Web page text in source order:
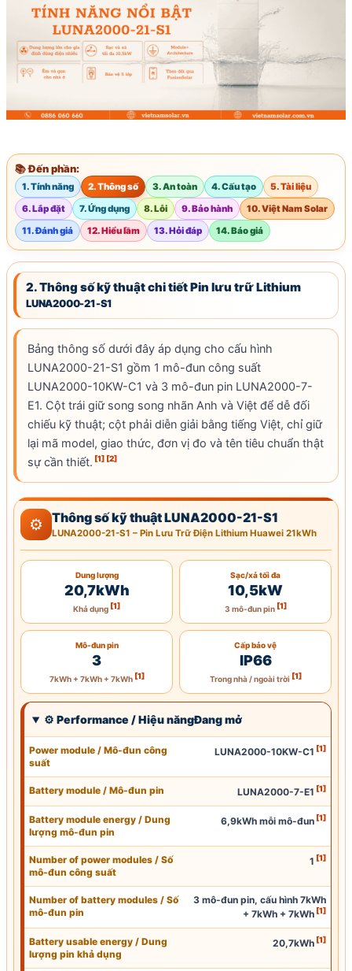
📚 Đến phần:
1. Tính năng 2. Thông số 3. An toàn 4. Cấu tạo
5. Tài liệu
6. Lắp đặt
7. Ứng dụng 8. Lỗi 9. Bảo hành
10. Việt Nam Solar
11. Đánh giá
12. Hiểu lầm 13. Hỏi đáp 14. Báo giá
2. Thông số kỹ thuật chi tiết Pin lưu trữ Lithium
LUNA2000-21-S1
Bảng thông số dưới đây áp dụng cho cấu hình
LUNA2000-21-S1 gồm 1 mô-đun công suất
LUNA2000-10KW-C1 và 3 mô-đun pin LUNA2000-7-
E1. Cột trái giữ song song nhãn Anh và Việt để dễ đối
chiếu kỹ thuật; cột phải diễn giải bằng tiếng Việt, chỉ giữ
lại mã model, giao thức, đơn vị đo và tên tiêu chuẩn thật
sự cần thiết. [1] [2]
⚙ Thông số kỹ thuật LUNA2000-21-S1
LUNA2000-21-S1 – Pin Lưu Trữ Điện Lithium Huawei 21kWh
Dung lượng
20,7kWh
Khả dụng [1]
Sạc/xả tối đa
10,5kW
3 mô-đun pin [1]
Mô-đun pin
3
7kWh + 7kWh + 7kWh [1]
Cấp bảo vệ
IP66
Trong nhà / ngoài trời [1]
⚙ Performance / Hiệu năngĐang mở
Power module / Mô-đun công
suất
LUNA2000-10KW-C1 [1]
Battery module / Mô-đun pin LUNA2000-7-E1 [1]
Battery module energy / Dung
lượng mô-đun pin
6,9kWh mỗi mô-đun [1]
Number of power modules / Số
mô-đun công suất
1 [1]
Number of battery modules / Số
mô-đun pin
3 mô-đun pin, cấu hình 7kWh
+ 7kWh + 7kWh [1]
Battery usable energy / Dung
lượng pin khả dụng
20,7kWh [1]